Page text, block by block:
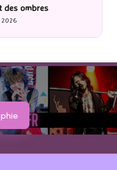
des ombres
2026